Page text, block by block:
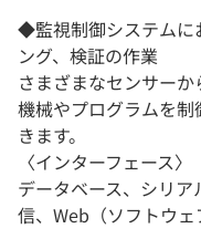
◆監視制御システムに
ング、検証の作業
さまざまなセンサー
機械やプログラムを
きます。
〈インターフェース〉
データベース、シリ
信、Web（ソフトウェ